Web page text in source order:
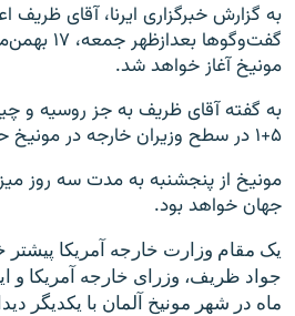
به گزارش خبرگزاری ايرنا، آقای ظريف
گفت‌وگوها
مونيخ آغاز خواهد شد.
به گفته آقای ظريف به جز روسيه و
۵+۱ در سطح وزيران خارجه در مونيخ حضور دارند.
مونيخ از پنجشنبه به مدت سه روز
جهان خواهد بود.
یک مقام وزارت خارجه آمریکا پیشتر
جواد ظریف، وزرای خارجه آمریکا و
ماه در شهر مونیخ آلمان با یکدیگر